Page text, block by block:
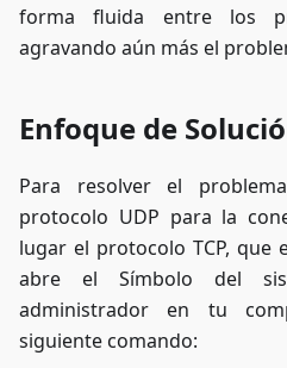
forma fluida entre los
agravando aún más el
Enfoque de
Para resolver el
protocolo UDP para la
lugar el protocolo TCP, que
abre el Símbolo del
administrador en tu
siguiente comando: